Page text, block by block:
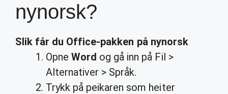
nynorsk?
Slik får du Office-pakken på nynorsk
OpneWord og gå inn på Fil >
Alternativer > Språk.
Trykk på peikaren som heiter